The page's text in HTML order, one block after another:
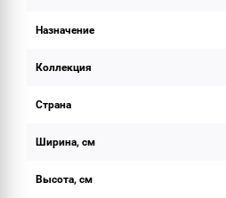
Назначение
Коллекция
Страна
Ширина, см
Высота, см